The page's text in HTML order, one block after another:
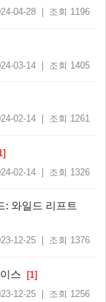
04-28 | 조회 1196
03-14 | 조회 1405
02-14 | 조회 1261
02-14 | 조회 1326
: 와일드 리프트
12-25 | 조회 1376
스 [1]
12-25 | 조회 1256